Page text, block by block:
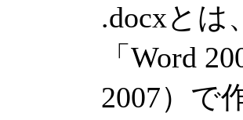
.docxとは
「Word
2007）で